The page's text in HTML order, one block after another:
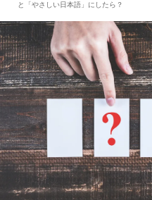
と「やさしい日本語」にしたら？